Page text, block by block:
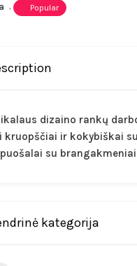
Popular
dizaino rankų
kruopščiai ir kokybiškai
su
kategorija